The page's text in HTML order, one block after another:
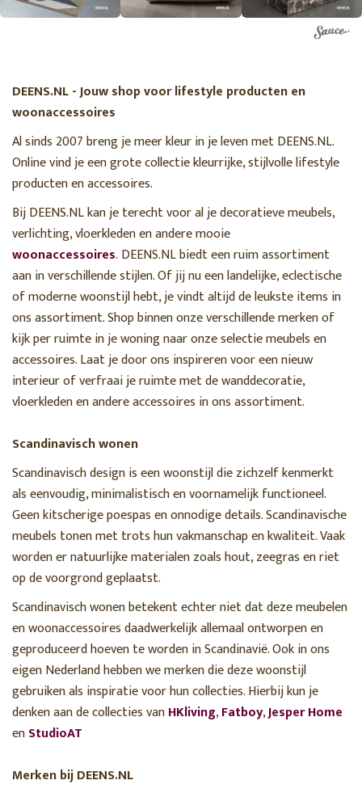
DEENS.NL - Jouw shop voor lifestyle producten en
woonaccessoires
Al sinds 2007 breng je meer kleur in je leven met DEENS.NL.
Online vind je een grote collectie kleurrijke, stijlvolle lifestyle
producten en accessoires.
Bij DEENS.NL kan je terecht voor al je decoratieve meubels,
verlichting, vloerkleden en andere mooie
woonaccessoires. DEENS.NL biedt een ruim assortiment
aan in verschillende stijlen. Of jij nu een landelijke, eclectische
of moderne woonstijl hebt, je vindt altijd de leukste items in
ons assortiment. Shop binnen onze verschillende merken of
kijk per ruimte in je woning naar onze selectie meubels en
accessoires. Laat je door ons inspireren voor een nieuw
interieur of verfraai je ruimte met de wanddecoratie,
vloerkleden en andere accessoires in ons assortiment.
Scandinavisch wonen
Scandinavisch design is een woonstijl die zichzelf kenmerkt
als eenvoudig, minimalistisch en voornamelijk functioneel.
Geen kitscherige poespas en onnodige details. Scandinavische
meubels tonen met trots hun vakmanschap en kwaliteit. Vaak
worden er natuurlijke materialen zoals hout, zeegras en riet
op de voorgrond geplaatst.
Scandinavisch wonen betekent echter niet dat deze meubelen
en woonaccessoires daadwerkelijk allemaal ontworpen en
geproduceerd hoeven te worden in Scandinavië. Ook in ons
eigen Nederland hebben we merken die deze woonstijl
gebruiken als inspiratie voor hun collecties. Hierbij kun je
denken aan de collecties vanHKliving,Fatboy,Jesper Home
enStudioAT
Merken bij DEENS.NL